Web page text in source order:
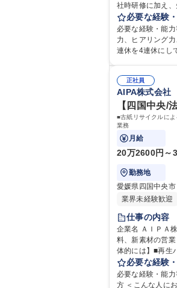
社時研修に加え
案します） ■顧
必要な経験
必要な経験・能
力、ヒアリング力、相手の立場に立てる方 ＜こんな人におすすめ＞ ・
連休を4連休にし
正社員
AIPA株式会社
【四国中央/
■古紙リサイクルに
業務
月給
20万2600円～
勤務地
愛媛県四国中央市
業界未経験歓迎
仕事の内容
企業名 ＡＩＰＡ株式会社 求人名 【四国中央/法人営業】◎17:30までに退勤可/残業ほぼなし/年休126日/転勤無◎ 仕事
料、新素材の営業
体的には】■再生
型展示会での出
必要な経験
必要な経験・能
方 ＜こんな人におすすめ＞ ・土日休み・残業少ない環境で家族との時間・趣味の時間も充実させたい ◎有給も気軽に取れるため、3連休を4連休にして旅行に行かれる社員も